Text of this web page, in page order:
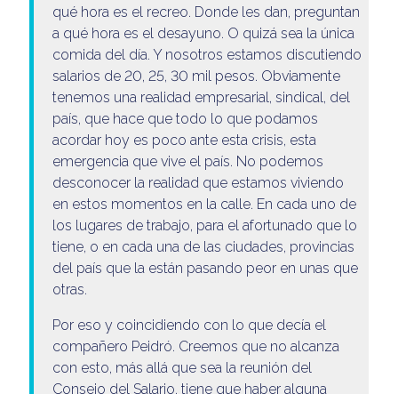
qué hora es el recreo. Donde les dan, preguntan
a qué hora es el desayuno. O quizá sea la única
comida del día. Y nosotros estamos discutiendo
salarios de 20, 25, 30 mil pesos. Obviamente
tenemos una realidad empresarial, sindical, del
país, que hace que todo lo que podamos
acordar hoy es poco ante esta crisis, esta
emergencia que vive el país. No podemos
desconocer la realidad que estamos viviendo
en estos momentos en la calle. En cada uno de
los lugares de trabajo, para el afortunado que lo
tiene, o en cada una de las ciudades, provincias
del país que la están pasando peor en unas que
otras.
Por eso y coincidiendo con lo que decía el
compañero Peidró. Creemos que no alcanza
con esto, más allá que sea la reunión del
Consejo del Salario, tiene que haber alguna